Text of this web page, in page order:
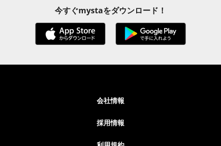
今すぐmystaをダウンロード！
会社情報
採用情報